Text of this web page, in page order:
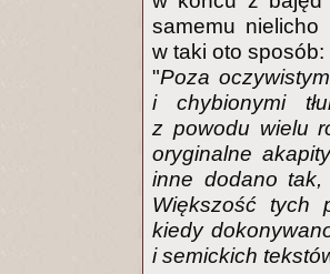
samemu
w taki oto sposób:
"Poza
i chybionymi
z powodu wielu
oryginalne
inne dodano tak,
Większość tych
kiedy
i semickich